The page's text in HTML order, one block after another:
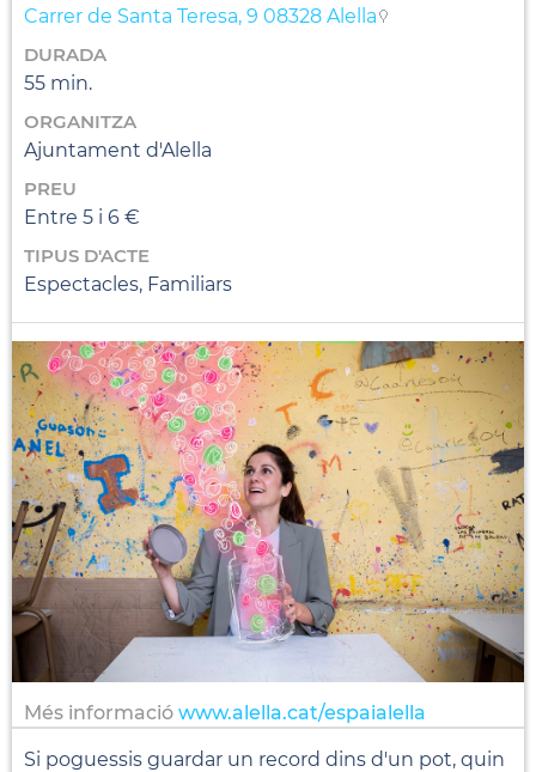
Carrer de Santa Teresa, 9 08328 Alella
DURADA
55 min.
ORGANITZA
Ajuntament d'Alella
PREU
Entre 5 i 6 €
TIPUS D'ACTE
Espectacles, Familiars
Més informació www.alella.cat/espaialella
Si poguessis guardar un record dins d'un pot, quin